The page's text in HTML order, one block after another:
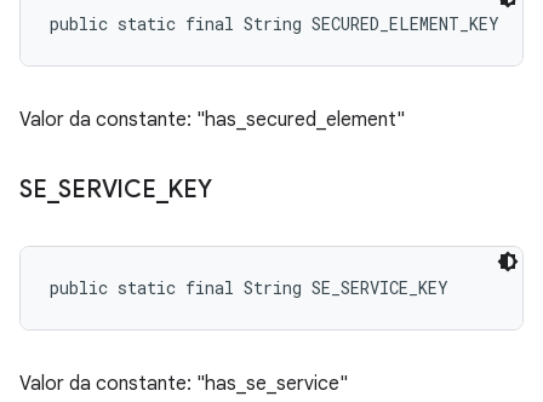
public static final String SECURED_ELEMENT_KEY
Valor da constante: "has_secured_element"
SE _SERVICE KEY
public static final String SE_SERVICE_KEY
Valor da constante: "has_se_service"